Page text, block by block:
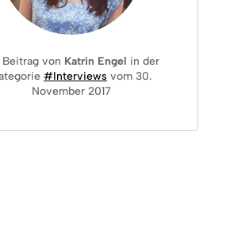
Beitrag von Katrin Engel in der
#Interviews vom 30.
November 2017